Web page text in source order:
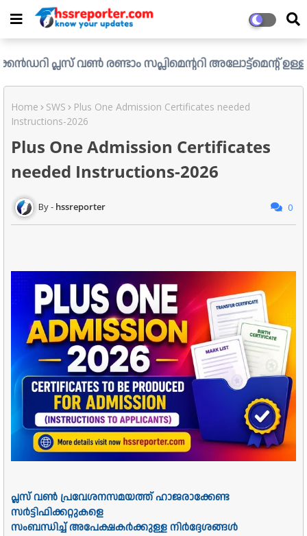
വൺ രണ്ടാം സപ്ലിമെന്ററി അലോട്ട്മെന്റ് ഉള്ള ഒഴിവുകൾ
Home SWS
Plus One Admission Certificates needed
Instructions-2026
Plus One Admission Certificates
needed Instructions-2026
hssreporter 0
പ്ലസ് വൺ പ്രവേശനസമയത്ത്‌ ഹാജരാക്കേണ്ട
സര്‍ട്ടിഫിക്കറ്റുകളെ
സംബന്ധിച്ച്‌ അപേക്ഷകര്‍ക്കുള്ള നിര്‍ദ്ദേശങ്ങള്‍